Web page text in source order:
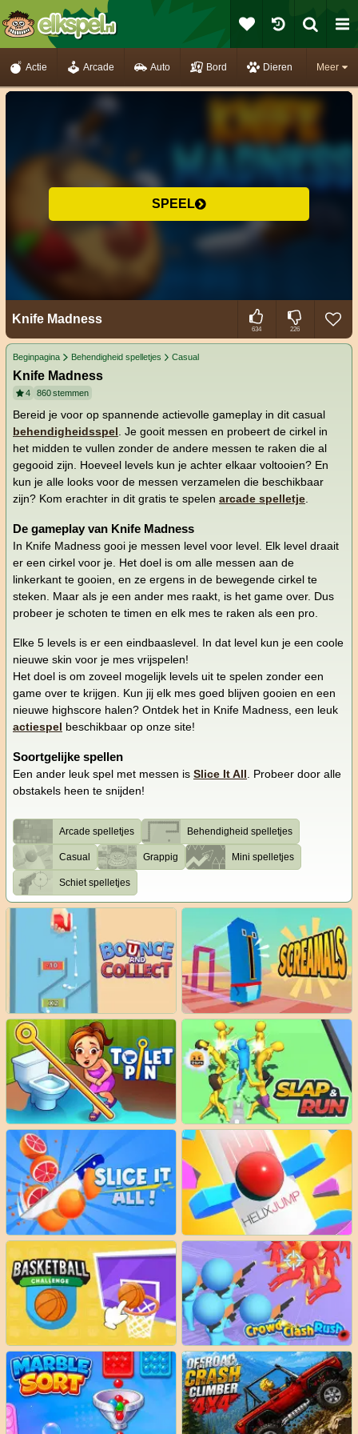
Meer
Actie Arcade Auto Bord Dieren
SPEEL
Knife Madness
634 226
Beginpagina Behendigheid spelletjes Casual
Knife Madness
4 860stemmen
Bereid je voor op spannende actievolle gameplay in dit casual
behendigheidsspel. Je gooit messen en probeert de cirkel in
het midden te vullen zonder de andere messen te raken die al
gegooid zijn. Hoeveel levels kun je achter elkaar voltooien? En
kun je alle looks voor de messen verzamelen die beschikbaar
zijn? Kom erachter in dit gratis te spelen arcade spelletje.
De gameplay van Knife Madness
In Knife Madness gooi je messen level voor level. Elk level draait
er een cirkel voor je. Het doel is om alle messen aan de
linkerkant te gooien, en ze ergens in de bewegende cirkel te
steken. Maar als je een ander mes raakt, is het game over. Dus
probeer je schoten te timen en elk mes te raken als een pro.
Elke 5 levels is er een eindbaaslevel. In dat level kun je een coole
nieuwe skin voor je mes vrijspelen!
Het doel is om zoveel mogelijk levels uit te spelen zonder een
game over te krijgen. Kun jij elk mes goed blijven gooien en een
nieuwe highscore halen? Ontdek het in Knife Madness, een leuk
actiespel beschikbaar op onze site!
Soortgelijke spellen
Een ander leuk spel met messen is Slice It All. Probeer door alle
obstakels heen te snijden!
Arcade spelletjes Behendigheid spelletjes
Casual Grappig Mini spelletjes
Schiet spelletjes